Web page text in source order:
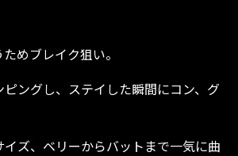
めブレイク狙い。
ングし、ステイした瞬間にコン、グ
ズ、ベリーからバットまで一気に曲